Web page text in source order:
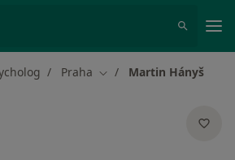
Praha Změna města
Martin Hányš